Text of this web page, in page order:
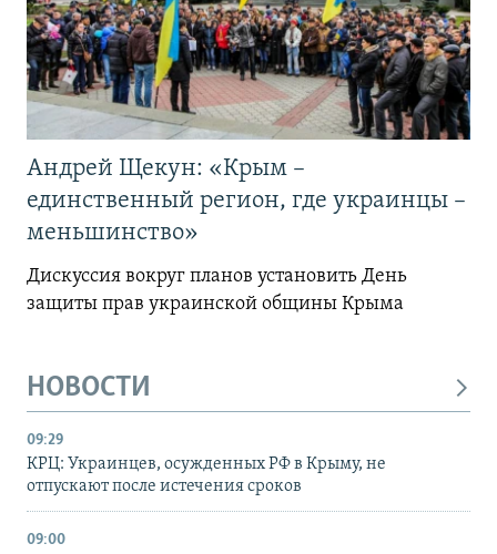
Андрей Щекун: «Крым –
единственный регион, где украинцы –
меньшинство»
Дискуссия вокруг планов установить День
защиты прав украинской общины Крыма
НОВОСТИ
09:29
КРЦ: Украинцев, осужденных РФ в Крыму, не
отпускают после истечения сроков
09:00